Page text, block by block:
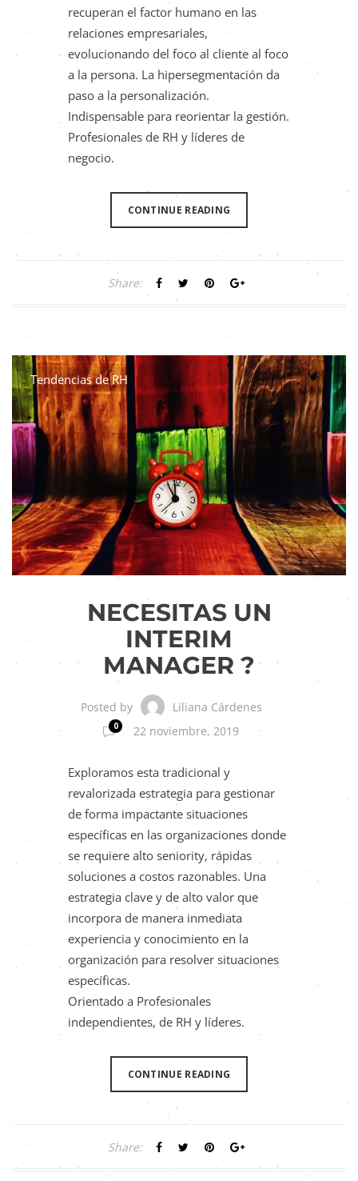
recuperan el factor humano en las
relaciones empresariales,
evolucionando del foco al cliente al foco
a la persona. La hipersegmentación da
paso a la personalización.
Indispensable para reorientar la gestión.
Profesionales de RH y líderes de
negocio.
CONTINUE READING
Share:
Tendencias de RH
NECESITAS UN
INTERIM
MANAGER ?
Posted by Liliana Cárdenes
0 22 noviembre, 2019
Exploramos esta tradicional y
revalorizada estrategia para gestionar
de forma impactante situaciones
específicas en las organizaciones donde
se requiere alto seniority, rápidas
soluciones a costos razonables. Una
estrategia clave y de alto valor que
incorpora de manera inmediata
experiencia y conocimiento en la
organización para resolver situaciones
específicas.
Orientado a Profesionales
independientes, de RH y líderes.
CONTINUE READING
Share: